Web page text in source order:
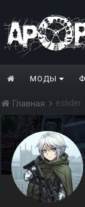
МОДЫ
Главная eslider